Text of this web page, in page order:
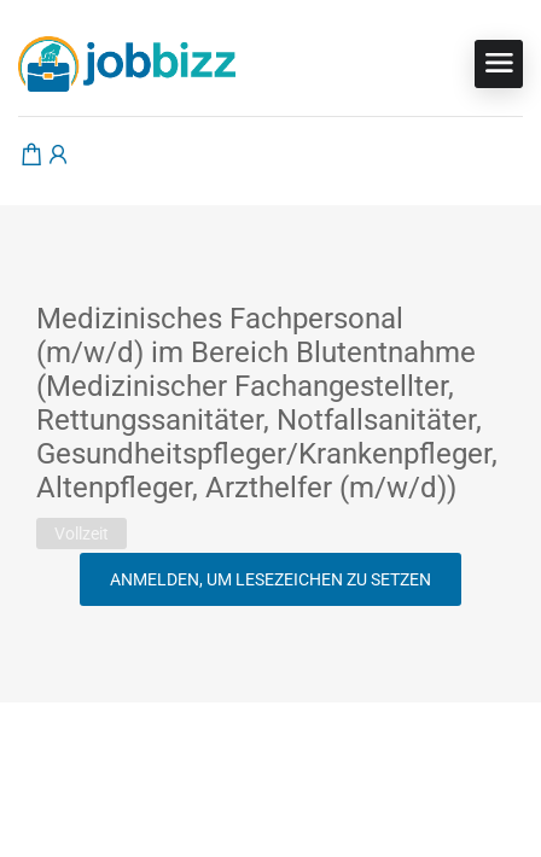
Medizinisches Fachpersonal
(m/w/d) im Bereich Blutentnahme
(Medizinischer Fachangestellter,
Rettungssanitäter, Notfallsanitäter,
Gesundheitspfleger/Krankenpfleger,
Altenpfleger, Arzthelfer (m/w/d))
Vollzeit
ANMELDEN, UM LESEZEICHEN ZU SETZEN